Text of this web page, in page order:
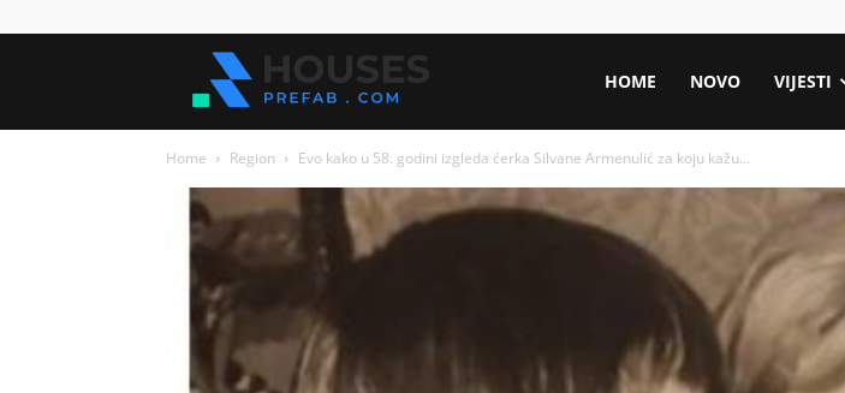
HOME NOVO VIJESTI
Home Region Evo kako u 58. godini izgleda ćerka Silvane Armenulić za koju kažu...